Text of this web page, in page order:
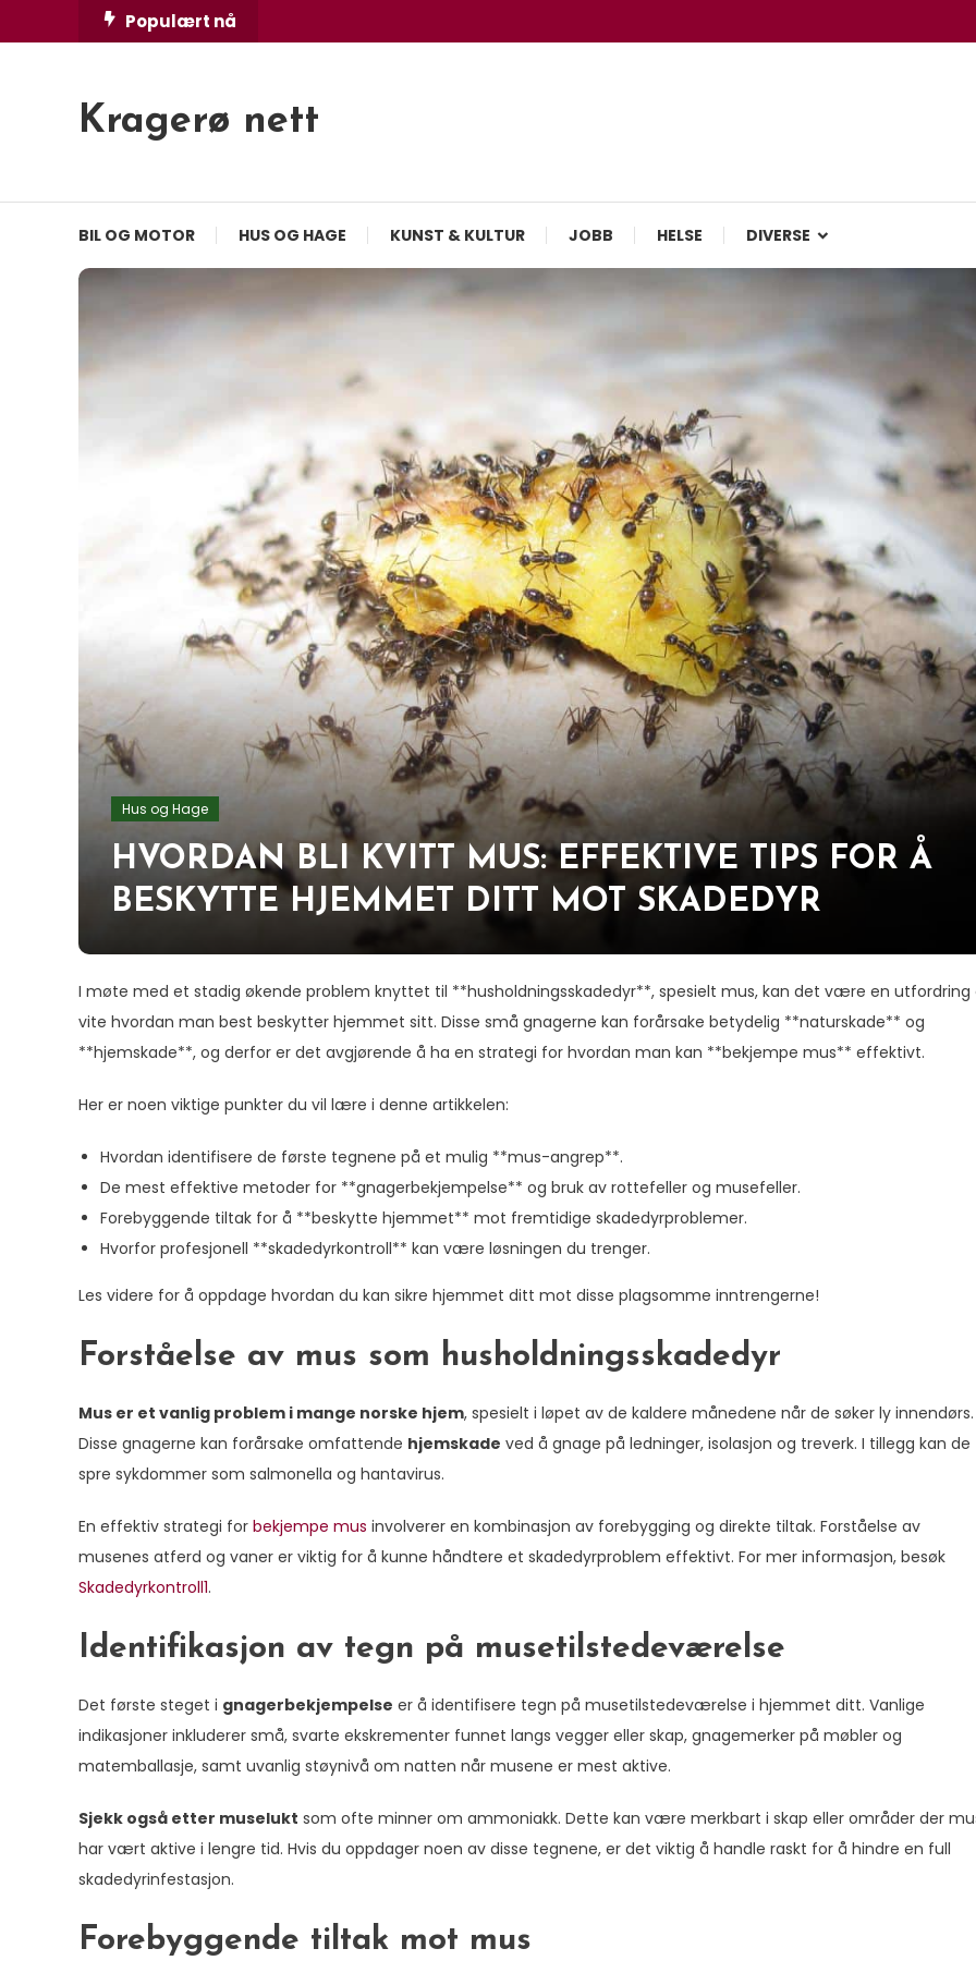
To
Populært nå
Kragerø nett
BIL OG MOTOR HUS OG HAGE KUNST & KULTUR JOBB HELSE DIVERSE
Hus og Hage
HVORDAN BLI KVITT MUS: EFFEKTIVE TIPS FOR Å
BESKYTTE HJEMMET DITT MOT SKADEDYR
I møte med et stadig økende problem knyttet til **husholdningsskadedyr**, spesielt mus, kan det være en utfordring
vite hvordan man best beskytter hjemmet sitt. Disse små gnagerne kan forårsake betydelig **naturskade** og
**hjemskade**, og derfor er det avgjørende å ha en strategi for hvordan man kan **bekjempe mus** effektivt.
Her er noen viktige punkter du vil lære i denne artikkelen:
Hvordan identifisere de første tegnene på et mulig **mus-angrep**.
De mest effektive metoder for **gnagerbekjempelse** og bruk av rottefeller og musefeller.
Forebyggende tiltak for å **beskytte hjemmet** mot fremtidige skadedyrproblemer.
Hvorfor profesjonell **skadedyrkontroll** kan være løsningen du trenger.
Les videre for å oppdage hvordan du kan sikre hjemmet ditt mot disse plagsomme inntrengerne!
Forståelse av mus som husholdningsskadedyr
Mus er et vanlig problem i mange norske hjem, spesielt i løpet av de kaldere månedene når de søker ly innendørs.
Disse gnagerne kan forårsake omfattende hjemskade ved å gnage på ledninger, isolasjon og treverk. I tillegg kan de
spre sykdommer som salmonella og hantavirus.
En effektiv strategi for bekjempe mus involverer en kombinasjon av forebygging og direkte tiltak. Forståelse av
musenes atferd og vaner er viktig for å kunne håndtere et skadedyrproblem effektivt. For mer informasjon, besøk
Skadedyrkontroll1.
Identifikasjon av tegn på musetilstedeværelse
Det første steget i gnagerbekjempelse er å identifisere tegn på musetilstedeværelse i hjemmet ditt. Vanlige
indikasjoner inkluderer små, svarte ekskrementer funnet langs vegger eller skap, gnagemerker på møbler og
matemballasje, samt uvanlig støynivå om natten når musene er mest aktive.
Sjekk også etter muselukt som ofte minner om ammoniakk. Dette kan være merkbart i skap eller områder der
har vært aktive i lengre tid. Hvis du oppdager noen av disse tegnene, er det viktig å handle raskt for å hindre en full
skadedyrinfestasjon.
Forebyggende tiltak mot mus